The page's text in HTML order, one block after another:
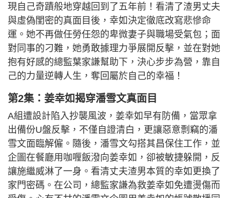
現自己奇蹟般地穿越回到了五年前！看清了渣男丈夫
與虛偽閨密的真面目後，幸如決定徹底改寫悲慘命
運。她不再做任勞任怨的卑微妻子與職場受氣包；面
對同事的刁難，她勇敢據理力爭展開反擊，並在對她
抱有好感的總監葉家謙幫助下，決心步步為營，靠自
己的力量逆轉人生，奪回屬於自己的幸福！
第2集：姜幸如揭穿潘雪文真面目
A組遭設計陷入抄襲風波，姜幸如早有防備，當眾拿
出備份U盤反擊，不僅自證清白，更讓惡意剽竊的潘
雪文面臨解僱。隨後，潘雪文勾搭其昌保住工作，並
企圖在餐廳用咖喱飯潑向姜幸如，卻被敏捷躲開，反
讓施繼威淋了一身。看清丈夫渣男本質的幸如更換了
家門密碼。在公司，總監家謙為救姜幸如免遭燙傷而